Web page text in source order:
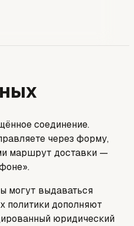
соединение.
через форму,
маршрут доставки —
могут выдаваться
политики дополняют
юридический